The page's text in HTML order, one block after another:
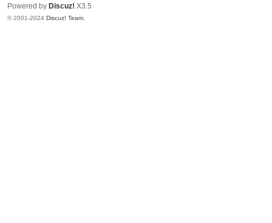
Powered by Discuz! X3.5
© 2001-2024 Discuz! Team